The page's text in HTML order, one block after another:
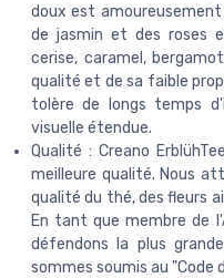
doux est
de jasmin et des roses
cerise, caramel,
qualité et de sa faible
tolère de longs temps
visuelle étendue.
Qualité : Creano
meilleure qualité. Nous
qualité du thé, des fleurs
En tant que membre de
défendons la plus
sommes soumis au "Code